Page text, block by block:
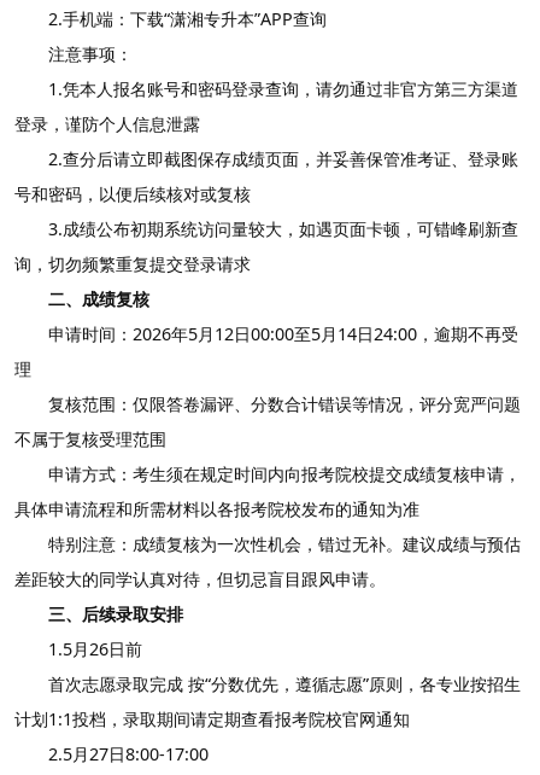
2.手机端：下载“潇湘专升本”APP查询
注意事项：
1.凭本人报名账号和密码登录查询，请勿通过非官方第三方渠道
登录，谨防个人信息泄露
2.查分后请立即截图保存成绩页面，并妥善保管准考证、登录账
号和密码，以便后续核对或复核
3.成绩公布初期系统访问量较大，如遇页面卡顿，可错峰刷新查
询，切勿频繁重复提交登录请求
二、成绩复核
申请时间：2026年5月12日00:00至5月14日24:00，逾期不再受
理
复核范围：仅限答卷漏评、分数合计错误等情况，评分宽严问题
不属于复核受理范围
申请方式：考生须在规定时间内向报考院校提交成绩复核申请，
具体申请流程和所需材料以各报考院校发布的通知为准
特别注意：成绩复核为一次性机会，错过无补。建议成绩与预估
差距较大的同学认真对待，但切忌盲目跟风申请。
三、后续录取安排
1.5月26日前
首次志愿录取完成 按“分数优先，遵循志愿”原则，各专业按招生
计划1:1投档，录取期间请定期查看报考院校官网通知
2.5月27日8:00-17:00